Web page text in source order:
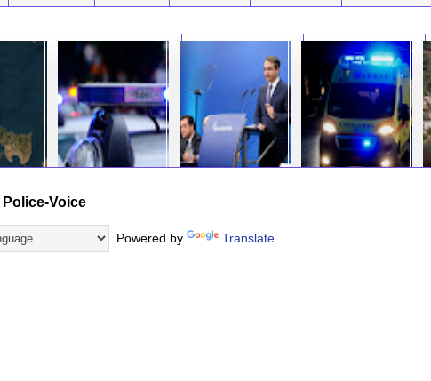
ΘΡΙΛΕΡ ΣΤΗΝ
αρπάξουν 15χρονη
κωφή! Κι άλλες
Μητσοτάκης για
Σκοπιανό: Η λύση να
Voice
Powered by Translate